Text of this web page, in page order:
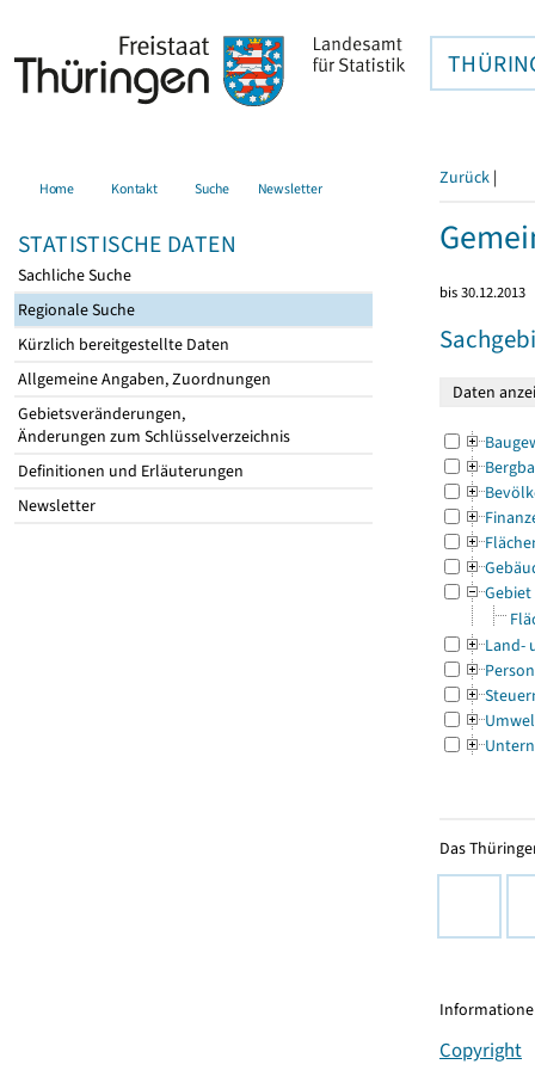
Home Kontakt Suche Newsletter
STATISTISCHE DATEN
Sachliche Suche
Regionale Suche
Kürzlich bereitgestellte Daten
Allgemeine Angaben, Zuordnungen
Gebietsveränderungen,
Änderungen zum Schlüsselverzeichnis
Definitionen und Erläuterungen
Newsletter
Zurück |
bis 30.12.2013
Gebiet
Land-
Das
Copyright